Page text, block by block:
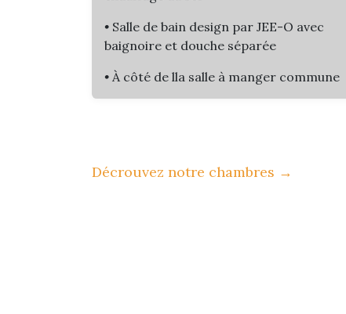
• Salle de bain design par JEE-O avec
baignoire et douche séparée​
• À côté de lla salle à manger commune
Décrouvez notre chambres →